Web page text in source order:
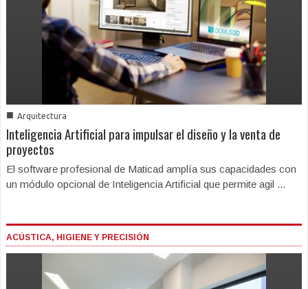
■ Arquitectura
Inteligencia Artificial para impulsar el diseño y la venta de
proyectos
El software profesional de Maticad amplía sus capacidades con
un módulo opcional de Inteligencia Artificial que permite agil ...
ACÚSTICA, HIGIENE Y PRECISIÓN